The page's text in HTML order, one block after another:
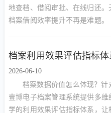
地查档、借阅审批、在线归还
档案借阅效率提升不再是难题。
档案利用效果评估指标
2026-06-10
档案数据价值怎么体现？针
壹博电子档案管理系统提供多
学的利用效果评估指标体系，让